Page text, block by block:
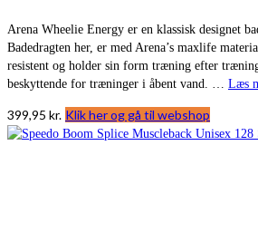
Arena Wheelie Energy er en klassisk designet
Badedragten her, er med Arena’s maxlife
resistent og holder sin form træning efter
beskyttende for træninger i åbent vand. … Læs
399,95 kr. Klik her og gå til webshop